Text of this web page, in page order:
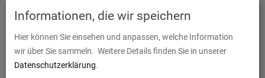
Gerüstbanner | B 250 cm x H 206 cm | einseitig bedruckt
zum Artikel
Informationen, die wir speichern
Hier können Sie einsehen und anpassen, welche Information
wir über Sie sammeln. Weitere Details finden Sie in unserer
Datenschutzerklärung.